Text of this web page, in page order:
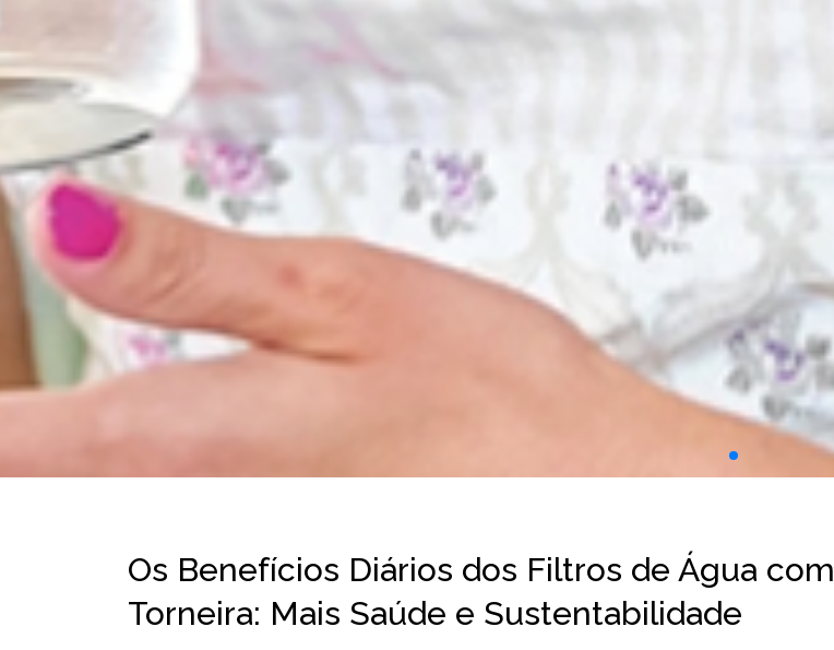
Os Benefícios Diários dos Filtros de Água com
Torneira: Mais Saúde e Sustentabilidade